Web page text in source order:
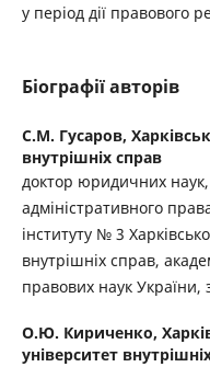
у період дії правового
Біографії авторів
С.М. Гусаров,
внутрішніх справ
доктор юридичних
адміністративного
інституту № 3
внутрішніх справ,
правових наук
О.Ю. Кириченко,
університет